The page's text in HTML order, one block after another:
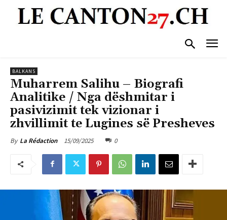
BALKANS
Muharrem Salihu – Biografi
Analitike / Nga dëshmitar i
pasivizimit tek vizionar i
zhvillimit te Lugines së Presheves
By La Rédaction 15/09/2025 0